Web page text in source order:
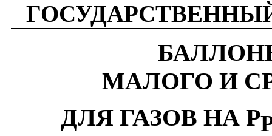
МАЛОГО И
ДЛЯ ГАЗОВ НА Р